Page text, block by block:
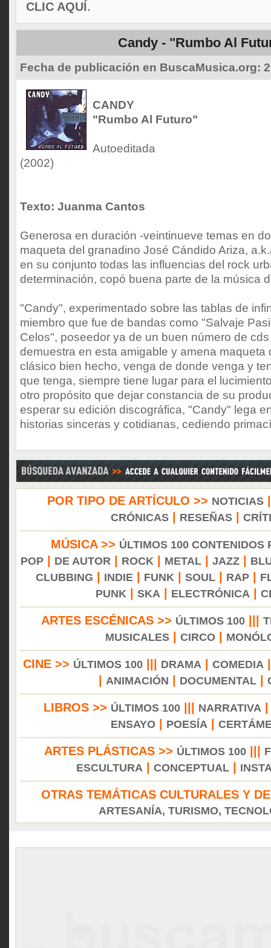
CLIC AQUÍ.
Candy - "Rumbo Al
Fecha de publicación en BuscaMusica.org:
CANDY
"Rumbo Al Futuro"
Autoeditada
(2002)
Texto: Juanma Cantos
Generosa en duración -veintinueve temas en
maqueta del granadino José Cándido Ariza,
en su conjunto todas las influencias del rock
determinación, copó buena parte de la música
"Candy", experimentado sobre las tablas de
miembro que fue de bandas como "Salvaje
Celos", poseedor ya de un buen número de
demuestra en esta amigable y amena maqueta
clásico bien hecho, venga de donde venga y
que tenga, siempre tiene lugar para el
otro propósito que dejar constancia de su
esperar su edición discográfica, "Candy" lega
historias sinceras y cotidianas, cediendo
POR TIPO DE ARTÍCULO >> NOTICIAS
CRÓNICAS| RESEÑAS|
MÚSICA >> ÚLTIMOS 100 CONTENIDOS
POP| DE AUTOR ROCK METAL| JAZZ|
CLUBBING
INDIE| FUNK SOUL| RAP|
PUNK
SKA ELECTRÓNICA
ARTES ESCÉNICAS >> ÚLTIMOS 100
MUSICALES
CIRCO
CINE >> ÚLTIMOS 100||| DRAMA COMEDIA
ANIMACIÓN DOCUMENTAL|
LIBROS >> ÚLTIMOS 100 NARRATIVA
ENSAYO| POESÍA
ARTES PLÁSTICAS >> ÚLTIMOS 100|||
ESCULTURA
CONCEPTUAL
OTRAS TEMÁTICAS CULTURALES Y
ARTESANÍA, TURISMO,